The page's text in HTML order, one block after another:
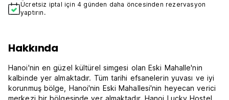
Ücretsiz iptal için 4 günden daha öncesinden rezervasyon
yaptırın.
Hakkında
Hanoi'nin en güzel kültürel simgesi olan Eski Mahalle'nin
kalbinde yer almaktadır. Tüm tarihi efsanelerin yuvası ve iyi
korunmuş bölge, Hanoi'nin Eski Mahallesi'nin heyecan verici
merkezi bir bölgesinde yer almaktadır. Hanoi Lucky Hostel,